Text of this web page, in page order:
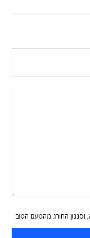
וסגנון החורג מהטעם הטוב